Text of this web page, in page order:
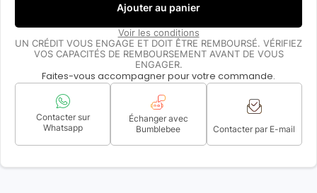
Ajouter au panier
Voir les conditions
UN CRÉDIT VOUS ENGAGE ET DOIT ÊTRE REMBOURSÉ. VÉRIFIEZ
VOS CAPACITÉS DE REMBOURSEMENT AVANT DE VOUS
ENGAGER.
Faites-vous accompagner pour votre commande.
Contacter sur
Whatsapp
Échanger avec
Bumblebee
Contacter par E-mail